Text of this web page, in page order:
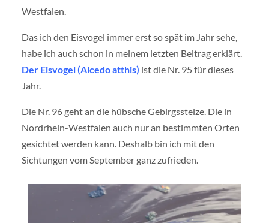
Westfalen.
Das ich den Eisvogel immer erst so spät im Jahr sehe,
habe ich auch schon in meinem letzten Beitrag erklärt.
Der Eisvogel (Alcedo atthis) ist die Nr. 95 für dieses
Jahr.
Die Nr. 96 geht an die hübsche Gebirgsstelze. Die in
Nordrhein-Westfalen auch nur an bestimmten Orten
gesichtet werden kann. Deshalb bin ich mit den
Sichtungen vom September ganz zufrieden.